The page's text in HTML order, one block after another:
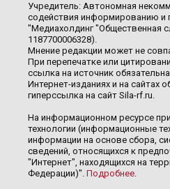
Учредитель: Автономная
содействия информированию и
"Медиахолдинг "Общественная
1187700006328).
Мнение редакции может не
При перепечатке или
ссылка на источник
Интернет-изданиях и на сайтах
гиперссылка на сайт Sila-rf.ru.
На информационном ресурсе
технологии (информационные
информации на основе сбора,
сведений, относящихся к
"Интернет", находящихся на
Федерации)". Подробнее.